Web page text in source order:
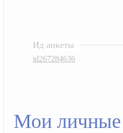
Ид анкеты
id267284636
Мои личные